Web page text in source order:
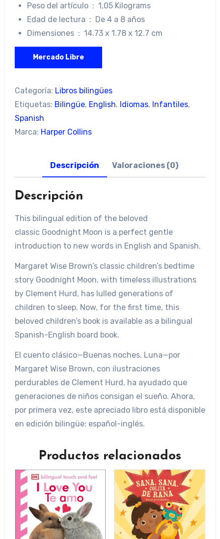
Peso del artículo ‏ : ‎1,05 Kilograms
Edad de lectura ‏ : ‎ De 4 a 8 años
Dimensiones ‏ : ‎14.73 x 1.78 x 12.7 cm
Mercado Libre
Categoría: Libros bilingües
Etiquetas: Bilingüe, English, Idiomas, Infantiles,
Spanish
Marca: Harper Collins
Descripción Valoraciones (0)
Descripción
This bilingual edition of the beloved
classic Goodnight Moon is a perfect gentle
introduction to new words in English and Spanish.
Margaret Wise Brown’s classic children’s bedtime
story Goodnight Moon, with timeless illustrations
by Clement Hurd, has lulled generations of
children to sleep. Now, for the first time, this
beloved children’s book is available as a bilingual
Spanish-English board book.
El cuento clásico—Buenas noches, Luna—por
Margaret Wise Brown, con ilustraciones
perdurables de Clement Hurd, ha ayudado que
generaciones de niños consigan el sueño. Ahora,
por primera vez, este apreciado libro está disponible
en edición bilingüe: español-inglés.
Productos relacionados